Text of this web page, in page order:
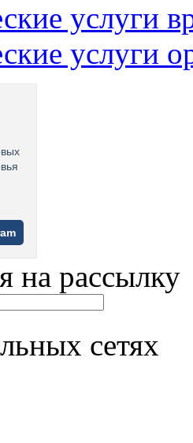
услуги
услуги
на рассылку
сетях